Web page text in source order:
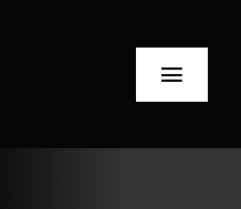
Toggle